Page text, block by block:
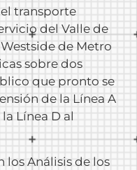
transporte
del Valle de
de Metro
sobre dos
que pronto se
de la Línea A
Línea D al
los Análisis de los